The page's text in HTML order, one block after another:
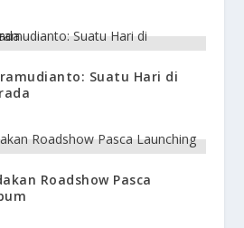
Suatu Hari di
Roadshow Pasca